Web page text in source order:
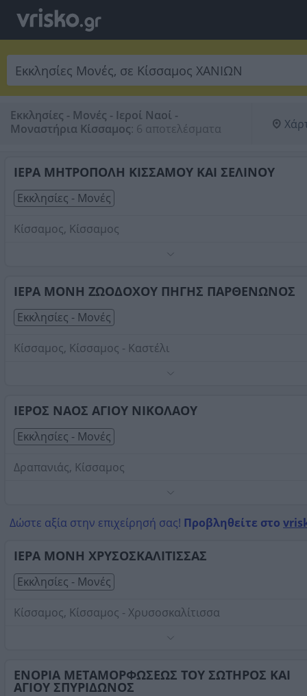
Εκκλησίες - Μονές - Ιεροί Ναοί -
Μοναστήρια Κίσσαμος: 6 αποτελέσματα
ΙΕΡΑ ΜΗΤΡΟΠΟΛΗ ΚΙΣΣΑΜΟΥ ΚΑΙ ΣΕΛΙΝΟΥ
Εκκλησίες - Μονές
Κίσσαμος, Κίσσαμος
ΙΕΡΑ ΜΟΝΗ ΖΩΟΔΟΧΟΥ ΠΗΓΗΣ ΠΑΡΘΕΝΩΝΟΣ
Εκκλησίες - Μονές
Κίσσαμος, Κίσσαμος - Καστέλι
ΙΕΡΟΣ ΝΑΟΣ ΑΓΙΟΥ ΝΙΚΟΛΑΟΥ
Εκκλησίες - Μονές
Δραπανιάς, Κίσσαμος
Δώστε αξία στην επιχείρησή σας! Προβληθείτε στο
ΙΕΡΑ ΜΟΝΗ ΧΡΥΣΟΣΚΑΛΙΤΙΣΣΑΣ
Εκκλησίες - Μονές
Κίσσαμος, Κίσσαμος - Χρυσοσκαλίτισσα
ΕΝΟΡΙΑ ΜΕΤΑΜΟΡΦΩΣΕΩΣ ΤΟΥ ΣΩΤΗΡΟΣ ΚΑΙ
ΑΓΙΟΥ ΣΠΥΡΙΔΩΝΟΣ